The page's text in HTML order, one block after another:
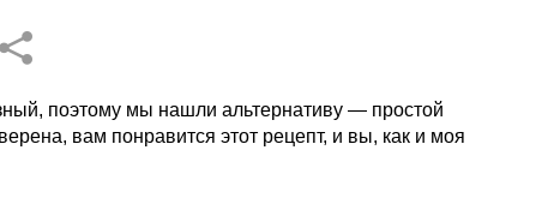
поэтому мы нашли альтернативу — простой
вам понравится этот рецепт, и вы, как и моя